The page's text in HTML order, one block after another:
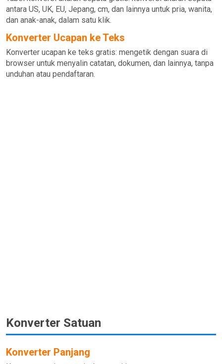
antara US, UK, EU, Jepang, cm, dan lainnya untuk pria, wanita,
dan anak-anak, dalam satu klik.
Konverter Ucapan ke Teks
Konverter ucapan ke teks gratis: mengetik dengan suara di
browser untuk menyalin catatan, dokumen, dan lainnya, tanpa
unduhan atau pendaftaran.
Konverter Satuan
Konverter Panjang